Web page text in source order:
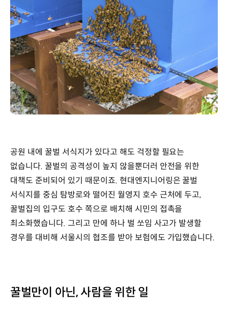
공원 내에 꿀벌 서식지가 있다고 해도 걱정할 필요는
없습니다. 꿀벌의 공격성이 높지 않을뿐더러 안전을 위한
대책도 준비되어 있기 때문이죠. 현대엔지니어링은 꿀벌
서식지를 중심 탐방로와 떨어진 월영지 호수 근처에 두고,
꿀벌집의 입구도 호수 쪽으로 배치해 시민의 접촉을
최소화했습니다. 그리고 만에 하나 벌 쏘임 사고가 발생할
경우를 대비해 서울시의 협조를 받아 보험에도 가입했습니다.
꿀벌만이 아닌, 사람을 위한 일